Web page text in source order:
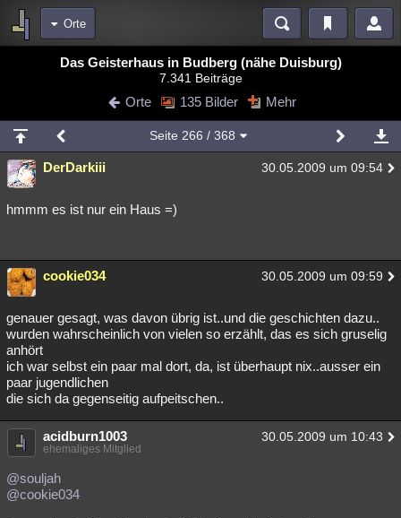
Orte
Blogs Videos
Chat Wiki Neuigkeiten
meine Rubriken
Menschen Wissenschaft Mystery Kriminalfälle
Spiritualität Verschwörungen
weitere Rubriken
Philosophie
Astronomie Helpdesk Gruppen Gaming Filme
Musik Clash Verbesserungen Allmystery English
Übersichten
Besucht Teilgenommen Alle Neue Geschlossen
Lesenswert Schlüsselwörter
Das Geisterhaus in Budberg (nähe Duisburg)
7.341 Beiträge
Orte 135 Bilder Mehr
Seite 266 / 368
DerDarkiii 30.05.2009 um 09:54
hmmm es ist nur ein Haus =)
cookie034 30.05.2009 um 09:59
genauer gesagt, was davon übrig ist..und die geschichten dazu..
wurden wahrscheinlich von vielen so erzählt, das es sich gruselig
anhört
ich war selbst ein paar mal dort, da, ist überhaupt nix..ausser ein
paar jugendlichen
die sich da gegenseitig aufpeitschen..
acidburn1003 30.05.2009 um 10:43
ehemaliges Mitglied
@souljah
@cookie034